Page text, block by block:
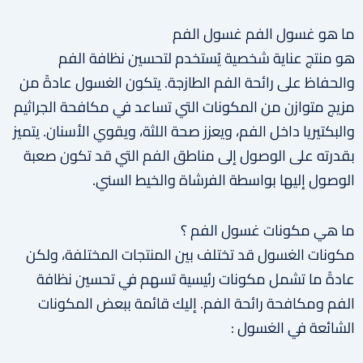
ما هو غسول الفم غسول الفم
هو منتج عناية شخصية يُستخدم لتحسين نظافة الفم
والحفاظ على رائحة الفم الطازجة. يتكون الغسول عادةً من
مزيج متوازن من المكونات التي تساعد في مكافحة الجراثيم
والبكتيريا داخل الفم، ويعزز صحة اللثة، ويقوي الأسنان. يتميز
بقدرته على الوصول إلى مناطق الفم التي قد تكون صعبة
الوصول إليها بواسطة الفرشاة والخيط السني.
ما هي مكونات غسول الفم ؟
مكونات الغسول قد تختلف بين المنتجات المختلفة، ولكن
عادةً ما تشمل مكونات رئيسية تسهم في تحسين نظافة
الفم ومكافحة رائحة الفم. إليك قائمة ببعض المكونات
الشائعة في الغسول :